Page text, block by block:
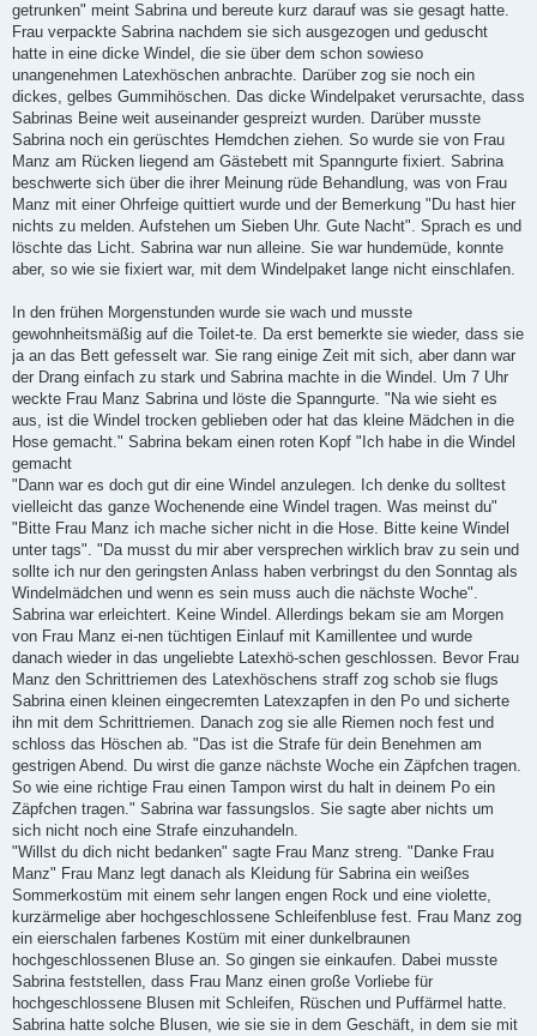
getrunken" meint Sabrina und bereute kurz darauf was sie gesagt hatte.
Frau verpackte Sabrina nachdem sie sich ausgezogen und geduscht
hatte in eine dicke Windel, die sie über dem schon sowieso
unangenehmen Latexhöschen anbrachte. Darüber zog sie noch ein
dickes, gelbes Gummihöschen. Das dicke Windelpaket verursachte, dass
Sabrinas Beine weit auseinander gespreizt wurden. Darüber musste
Sabrina noch ein gerüschtes Hemdchen ziehen. So wurde sie von Frau
Manz am Rücken liegend am Gästebett mit Spanngurte fixiert. Sabrina
beschwerte sich über die ihrer Meinung rüde Behandlung, was von Frau
Manz mit einer Ohrfeige quittiert wurde und der Bemerkung "Du hast hier
nichts zu melden. Aufstehen um Sieben Uhr. Gute Nacht". Sprach es und
löschte das Licht. Sabrina war nun alleine. Sie war hundemüde, konnte
aber, so wie sie fixiert war, mit dem Windelpaket lange nicht einschlafen.
In den frühen Morgenstunden wurde sie wach und musste
gewohnheitsmäßig auf die Toilet-te. Da erst bemerkte sie wieder, dass sie
ja an das Bett gefesselt war. Sie rang einige Zeit mit sich, aber dann war
der Drang einfach zu stark und Sabrina machte in die Windel. Um 7 Uhr
weckte Frau Manz Sabrina und löste die Spanngurte. "Na wie sieht es
aus, ist die Windel trocken geblieben oder hat das kleine Mädchen in die
Hose gemacht." Sabrina bekam einen roten Kopf "Ich habe in die Windel
gemacht
"Dann war es doch gut dir eine Windel anzulegen. Ich denke du solltest
vielleicht das ganze Wochenende eine Windel tragen. Was meinst du"
"Bitte Frau Manz ich mache sicher nicht in die Hose. Bitte keine Windel
unter tags". "Da musst du mir aber versprechen wirklich brav zu sein und
sollte ich nur den geringsten Anlass haben verbringst du den Sonntag als
Windelmädchen und wenn es sein muss auch die nächste Woche".
Sabrina war erleichtert. Keine Windel. Allerdings bekam sie am Morgen
von Frau Manz ei-nen tüchtigen Einlauf mit Kamillentee und wurde
danach wieder in das ungeliebte Latexhö-schen geschlossen. Bevor Frau
Manz den Schrittriemen des Latexhöschens straff zog schob sie flugs
Sabrina einen kleinen eingecremten Latexzapfen in den Po und sicherte
ihn mit dem Schrittriemen. Danach zog sie alle Riemen noch fest und
schloss das Höschen ab. "Das ist die Strafe für dein Benehmen am
gestrigen Abend. Du wirst die ganze nächste Woche ein Zäpfchen tragen.
So wie eine richtige Frau einen Tampon wirst du halt in deinem Po ein
Zäpfchen tragen." Sabrina war fassungslos. Sie sagte aber nichts um
sich nicht noch eine Strafe einzuhandeln.
"Willst du dich nicht bedanken" sagte Frau Manz streng. "Danke Frau
Manz" Frau Manz legt danach als Kleidung für Sabrina ein weißes
Sommerkostüm mit einem sehr langen engen Rock und eine violette,
kurzärmelige aber hochgeschlossene Schleifenbluse fest. Frau Manz zog
ein eierschalen farbenes Kostüm mit einer dunkelbraunen
hochgeschlossenen Bluse an. So gingen sie einkaufen. Dabei musste
Sabrina feststellen, dass Frau Manz einen große Vorliebe für
hochgeschlossene Blusen mit Schleifen, Rüschen und Puffärmel hatte.
Sabrina hatte solche Blusen, wie sie sie in dem Geschäft, in dem sie mit